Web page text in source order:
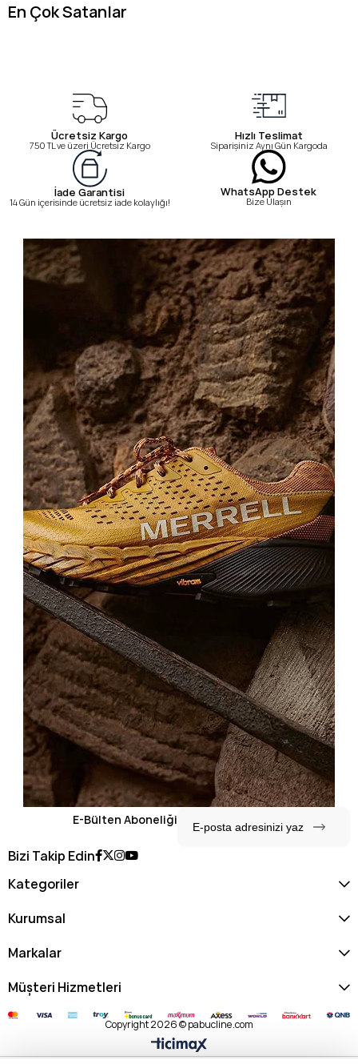
En Çok Satanlar
Ücretsiz Kargo
750 TL ve üzeri Ücretsiz Kargo
Hızlı Teslimat
Siparişiniz Aynı Gün Kargoda
İade Garantisi
14 Gün içerisinde ücretsiz iade kolaylığı!
WhatsApp Destek
Bize Ulaşın
E-Bülten Aboneliği
Bizi Takip Edin
Kategoriler
Kurumsal
Markalar
Müşteri Hizmetleri
Copyright 2026 © pabucline.com